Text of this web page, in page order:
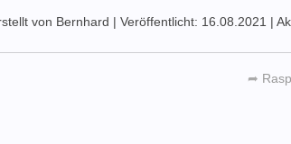
von Bernhard | Veröffentlicht: 16.08.2021 |
➦